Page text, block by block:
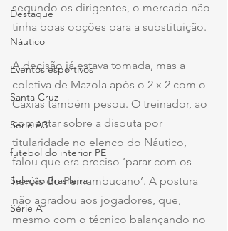
Destaque
Náutico
Eventos esportivos
Santa Cruz
Série A3
futebol do interior PE
Seleção Brasileira
Série A
segundo os dirigentes, o mercado não
tinha boas opções para a substituição.
A decisão já estava tomada, mas a
coletiva de Mazola após o 2 x 2 com o
Caxias também pesou. O treinador, ao
comentar sobre a disputa por
titularidade no elenco do Náutico,
falou que era preciso ‘parar com os
heróis do Pernambucano’. A postura
não agradou aos jogadores, que,
mesmo com o técnico balançando no